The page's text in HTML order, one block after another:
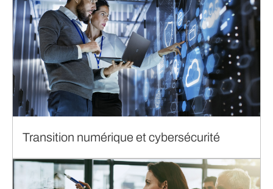
Transition numérique et cybersécurité